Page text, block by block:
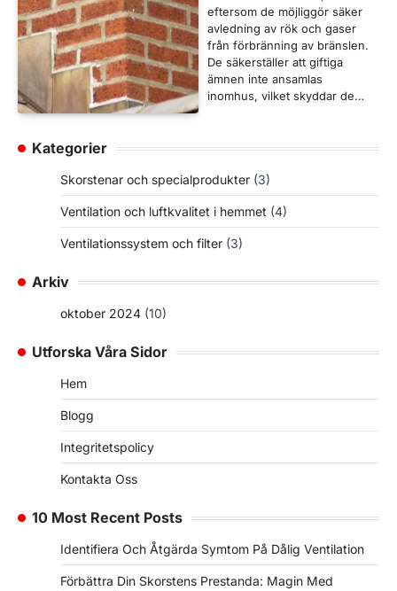
eftersom de möjliggör säker
avledning av rök och gaser
från förbränning av bränslen.
De säkerställer att giftiga
ämnen inte ansamlas
inomhus, vilket skyddar de…
Kategorier
Skorstenar och specialprodukter (3)
Ventilation och luftkvalitet i hemmet (4)
Ventilationssystem och filter (3)
Arkiv
oktober 2024 (10)
Utforska Våra Sidor
Hem
Blogg
Integritetspolicy
Kontakta Oss
10 Most Recent Posts
Identifiera Och Åtgärda Symtom På Dålig Ventilation
Förbättra Din Skorstens Prestanda: Magin Med